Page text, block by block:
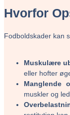
Hvorfor
Fodboldskader kan
Muskulære
eller hofter
Manglende
muskler og